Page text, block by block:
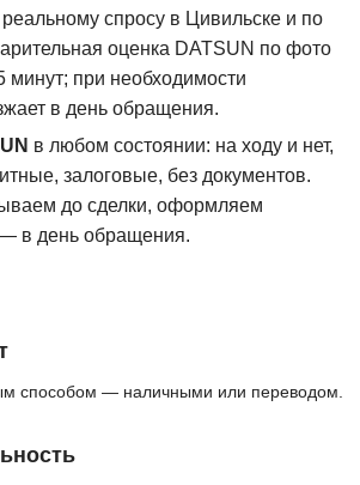
спросу в Цивильске и по
оценка DATSUN по фото
минут; при необходимости
в день обращения.
в любом состоянии: на ходу и нет,
залоговые, без документов.
до сделки, оформляем
— в день обращения.
способом — наличными или переводом.